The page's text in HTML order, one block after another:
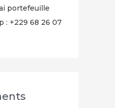
portefeuille
: +229 68 26 07